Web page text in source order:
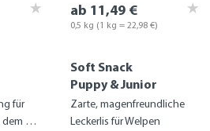
für
7.
Soft Snack
Puppy & Junior
Zarte, magenfreundliche
Leckerlis für Welpen
ab 11,49 €
0,5 kg (1 kg = 22,98 €)